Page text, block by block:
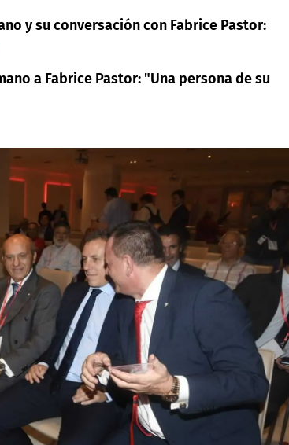
y su conversación con Fabrice Pastor:
a Fabrice Pastor: "Una persona de su